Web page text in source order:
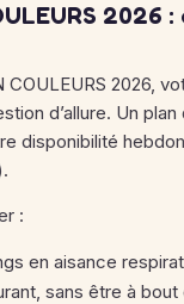
COULEURS 2026,
d’allure. Un
disponibilité
:
en aisance
sans être à